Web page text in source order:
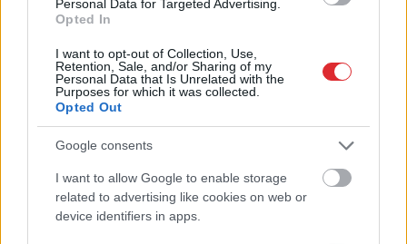
Personal Data for Targeted Advertising.
Opted In
I want to opt-out of Collection, Use,
Retention, Sale, and/or Sharing of my
Personal Data that Is Unrelated with the
Purposes for which it was collected.
Opted Out
Google consents
I want to allow Google to enable storage
related to advertising like cookies on web or
device identifiers in apps.
lietā jauns pavērsiens:
aizstāvis vērsies tiesā
gaidāms iespaidīgs
skats – ko tajā brīdī
varam piedzīvot?
Atcelt Ziņot